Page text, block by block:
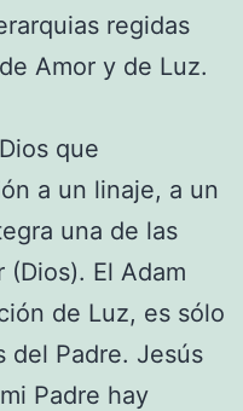
regidas
Amor y de Luz.
que
a un linaje, a un
una de las
El Adam
de Luz, es sólo
del Padre. Jesús
Padre hay